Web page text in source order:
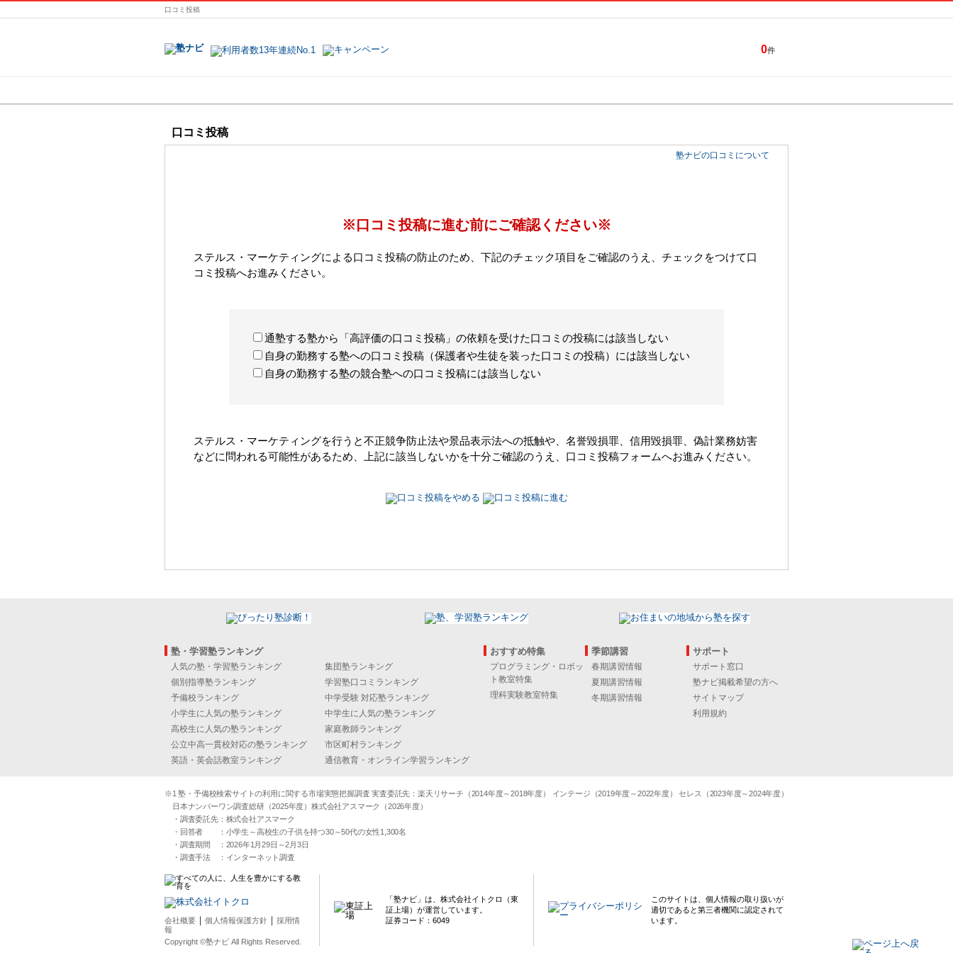
口コミ投稿
0件
口コミ投稿
塾ナビの口コミについて
※口コミ投稿に進む前にご確認ください※
ステルス・マーケティングによる口コミ投稿の防止のため、下記のチェック項目をご確認のうえ、チェックをつけて口
コミ投稿へお進みください。
通塾する塾から「高評価の口コミ投稿」の依頼を受けた口コミの投稿には該当しない
自身の勤務する塾への口コミ投稿（保護者や生徒を装った口コミの投稿）には該当しない
自身の勤務する塾の競合塾への口コミ投稿には該当しない
ステルス・マーケティングを行うと不正競争防止法や景品表示法への抵触や、名誉毀損罪、信用毀損罪、偽計業務妨害
などに問われる可能性があるため、上記に該当しないかを十分ご確認のうえ、口コミ投稿フォームへお進みください。
塾・学習塾ランキング
人気の塾・学習塾ランキング
集団塾ランキング
個別指導塾ランキング
学習塾口コミランキング
予備校ランキング
中学受験 対応塾ランキング
小学生に人気の塾ランキング
中学生に人気の塾ランキング
高校生に人気の塾ランキング
家庭教師ランキング
公立中高一貫校対応の塾ランキング
市区町村ランキング
英語・英会話教室ランキング
通信教育・オンライン学習ランキング
おすすめ特集
プログラミング・ロボッ
ト教室特集
理科実験教室特集
季節講習
春期講習情報
夏期講習情報
冬期講習情報
サポート
サポート窓口
塾ナビ掲載希望の方へ
サイトマップ
利用規約
※1 塾・予備校検索サイトの利用に関する市場実態把握調査 実査委託先：楽天リサーチ（2014年度～2018年度） インテージ（2019年度～2022年度） セレス（2023年度～2024年度）
日本ナンバーワン調査総研（2025年度）株式会社アスマーク（2026年度）
・調査委託先：株式会社アスマーク
・回答者 ：小学生～高校生の子供を持つ30～50代の女性1,300名
・調査期間 ：2026年1月29日～2月3日
・調査手法 ：インターネット調査
会社概要 ｜ 個人情報保護方針 ｜ 採用情
報
Copyright ©塾ナビ All Rights Reserved.
「塾ナビ」は、株式会社イトクロ（東
証上場）が運営しています。
証券コード：6049
このサイトは、個人情報の取り扱いが
適切であると第三者機関に認定されて
います。